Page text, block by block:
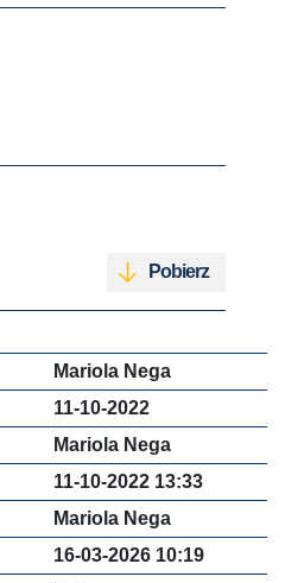
Pobierz
Mariola Nega
11-10-2022
Mariola Nega
11-10-2022 13:33
Mariola Nega
16-03-2026 10:19